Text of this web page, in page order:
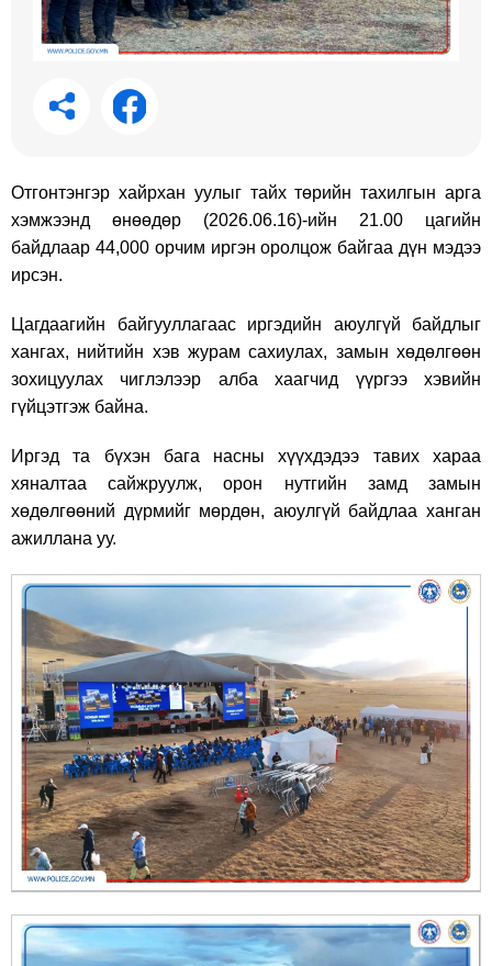
Отгонтэнгэр хайрхан уулыг тайх төрийн тахилгын арга
хэмжээнд өнөөдөр (2026.06.16)-ийн 21.00 цагийн
байдлаар 44,000 орчим иргэн оролцож байгаа дүн мэдээ
ирсэн.
Цагдаагийн байгууллагаас иргэдийн аюулгүй байдлыг
хангах, нийтийн хэв журам сахиулах, замын хөдөлгөөн
зохицуулах чиглэлээр алба хаагчид үүргээ хэвийн
гүйцэтгэж байна.
Иргэд та бүхэн бага насны хүүхдэдээ тавих хараа
хяналтаа сайжруулж, орон нутгийн замд замын
хөдөлгөөний дүрмийг мөрдөн, аюулгүй байдлаа ханган
ажиллана уу.